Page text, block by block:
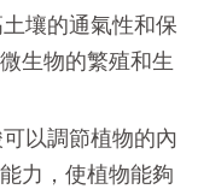
壤的通氣性和保
生物的繁殖和生
可以調節植物的內
力，使植物能夠